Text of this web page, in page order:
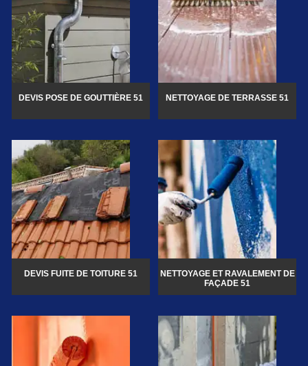
DEVIS POSE DE GOUTTIÈRE 51 NETTOYAGE DE TERRASSE 51
DEVIS FUITE DE TOITURE 51
NETTOYAGE ET RAVALEMENT DE
FAÇADE 51